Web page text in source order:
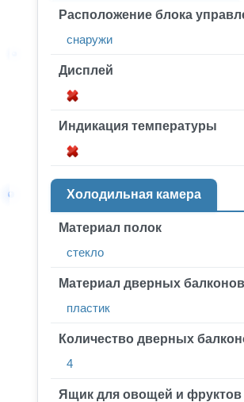
Расположение блока
снаружи
Дисплей
Индикация температуры
Холодильная камера
Материал полок
стекло
Материал дверных балконов
пластик
Количество дверных
4
Ящик для овощей и фруктов